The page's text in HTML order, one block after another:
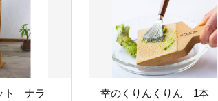
ト ナラ 幸のくりんくりん 1本